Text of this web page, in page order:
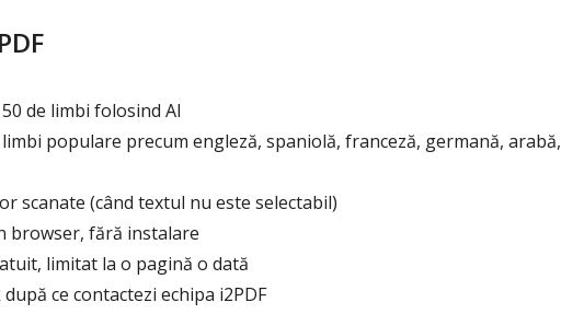
de limbi folosind AI
populare precum engleză, spaniolă, franceză, germană, arabă,
scanate (când textul nu este selectabil)
browser, fără instalare
limitat la o pagină o dată
ce contactezi echipa i2PDF